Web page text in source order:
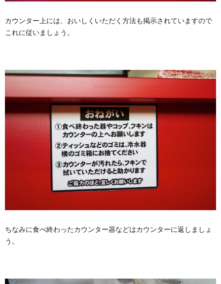
カウンター上には、おいしくいただく方法も掲示されていますので
これに従いましょう。
ちなみに食べ終わったカウンター器などはカウンターに返しましょ
う。